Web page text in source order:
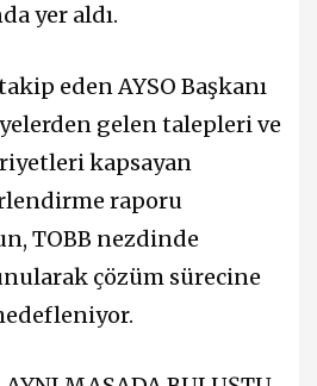
yer aldı.
eden AYSO Başkanı
gelen talepleri ve
kapsayan
raporu
TOBB nezdinde
çözüm sürecine